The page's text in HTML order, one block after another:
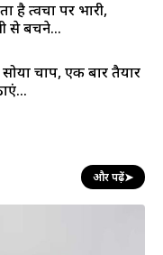
है त्वचा पर भारी,
से बचने...
चाप, एक बार तैयार
और पढ़ें➤